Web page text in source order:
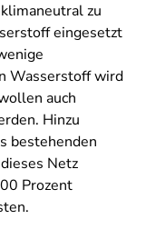
zu
eingesetzt
Wasserstoff wird
auch
Hinzu
bestehenden
Netz
Prozent